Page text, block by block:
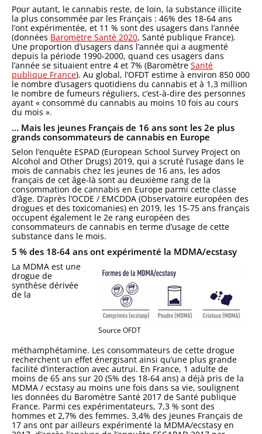
Pour autant, le cannabis reste, de loin, la substance illicite
la plus consommée par les Français : 46% des 18-64 ans
l’ont expérimentée, et 11 % sont des usagers dans l’année
(données Baromètre Santé 2020, Santé publique France).
Une proportion d’usagers dans l’année qui a augmenté
depuis la période 1990-2000, quand ces usagers dans
l’année se situaient entre 4 et 7% (Baromètre Santé
publique France). Au global, l’OFDT estime à environ 850 000
le nombre d’usagers quotidiens du cannabis et à 1,3 million
le nombre de fumeurs réguliers, c’est-à-dire des personnes
ayant « consommé du cannabis au moins 10 fois au cours
du mois ».
… Mais les jeunes Français de 16 ans sont les 2e plus
grands consommateurs de cannabis en Europe
Selon l’enquête ESPAD (European School Survey Project on
Alcohol and Other Drugs) 2019, qui a scruté l’usage dans le
mois de cannabis chez les jeunes de 16 ans, les ados
français de cet âge-là sont au deuxième rang de la
consommation de cannabis en Europe parmi cette classe
d’âge. D’après l’OCDE / EMCDDA (Observatoire européen des
drogues et des toxicomanies) en 2019, les 15-75 ans français
occupent également le 2e rang européen des
consommateurs de cannabis en terme d’usage de cette
substance dans le mois.
5 % des 18-64 ans ont expérimenté la MDMA/ecstasy
Source OFDT
La MDMA est une
drogue de
synthèse dérivée
de la
méthamphétamine. Les consommateurs de cette drogue
recherchent un effet énergisant ainsi qu’une plus grande
facilité d’interaction avec autrui. En France, 1 adulte de
moins de 65 ans sur 20 (5% des 18-64 ans) a déjà pris de la
MDMA / ecstasy au moins une fois dans sa vie, soulignent
les données du Baromètre Santé 2017 de Santé publique
France. Parmi ces expérimentateurs, 7,3 % sont des
hommes et 2,7% des femmes. 3,4% des jeunes Français de
17 ans ont par ailleurs expérimenté la MDMA/ecstasy en